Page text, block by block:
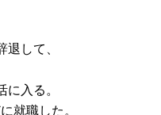
して、
入る。
就職した。